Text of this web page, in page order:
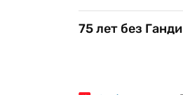
75 лет без Ганди